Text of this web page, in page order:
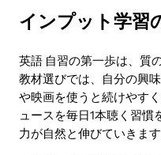
インプット学習
英語 自習の第一歩は、質
教材選びでは、自分の興
や映画を使うと続けやす
ュースを毎日1本聴く習
力が自然と伸びていきます